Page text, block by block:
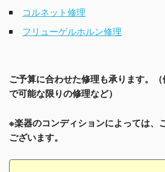
コルネット修理
フリューゲルホルン修理
ご予算に合わせた修理も承ります。
で可能な限りの修理など）
※楽器のコンディションによっては、
ございます。